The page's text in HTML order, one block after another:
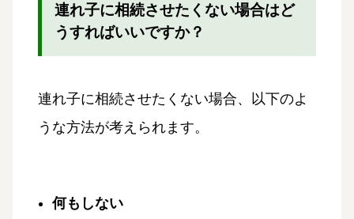
連れ子に相続させたくない場合はど
うすればいいですか？
連れ子に相続させたくない場合、以下のよ
うな方法が考えられます。
何もしない